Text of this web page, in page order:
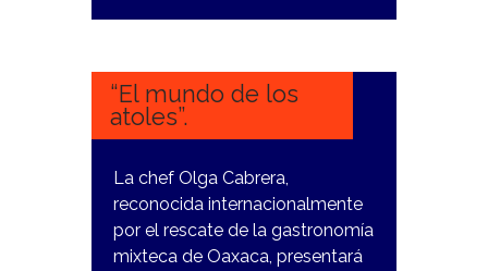
31
“El mundo de los
atoles”.
La chef Olga Cabrera,
reconocida internacionalmente
por el rescate de la gastronomía
mixteca de Oaxaca, presentará